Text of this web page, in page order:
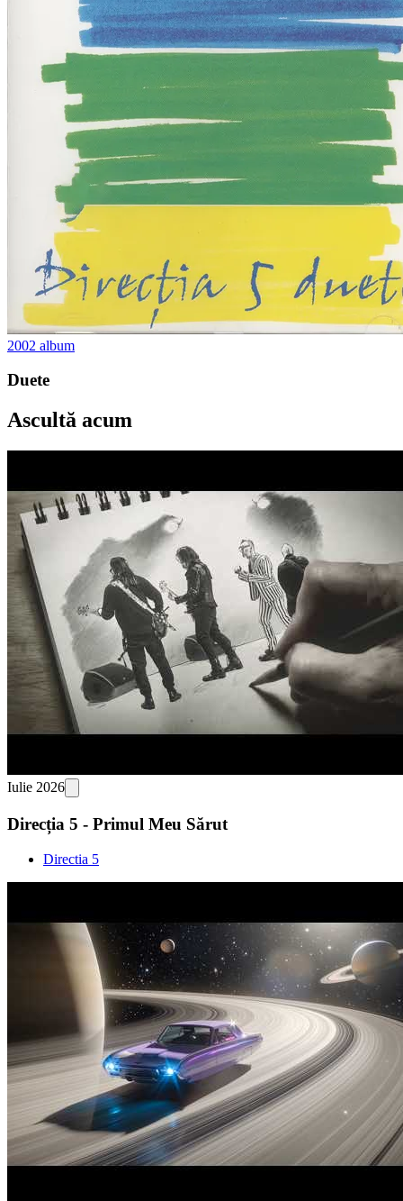
2002 album
Duete
Ascultă acum
Iulie 2026
Direcția 5 - Primul Meu Sărut
Directia 5